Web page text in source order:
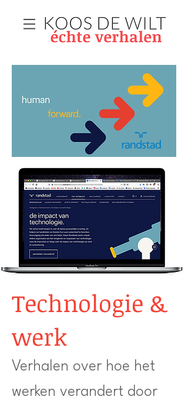
Technologie &
werk
Verhalen over hoe het
werken verandert door